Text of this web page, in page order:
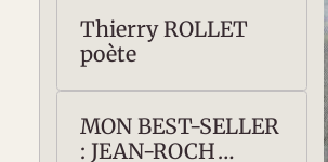
Thierry ROLLET
poète
MON BEST-SELLER
: JEAN-ROCH